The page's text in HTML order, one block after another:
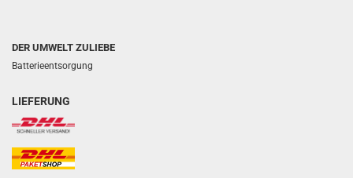
DER UMWELT ZULIEBE
Batterieentsorgung
LIEFERUNG